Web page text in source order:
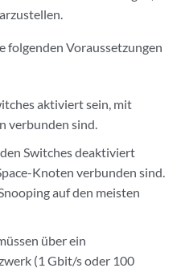
folgenden Voraussetzungen
aktiviert sein, mit
verbunden sind.
Switches deaktiviert
Knoten verbunden sind.
auf den meisten
über ein
(1 Gbit/s oder 100